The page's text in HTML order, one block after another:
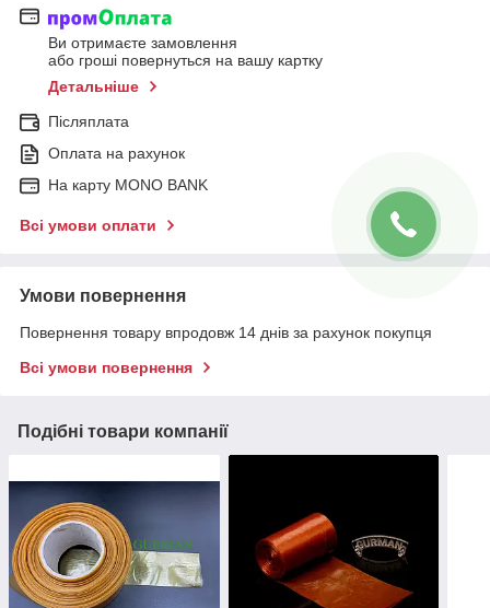
Ви отримаєте замовлення
або гроші повернуться на вашу картку
Детальніше
Післяплата
Оплата на рахунок
На карту MONO BANK
Всі умови оплати
Умови повернення
Повернення товару впродовж 14 днів за рахунок покупця
Всі умови повернення
Подібні товари компанії